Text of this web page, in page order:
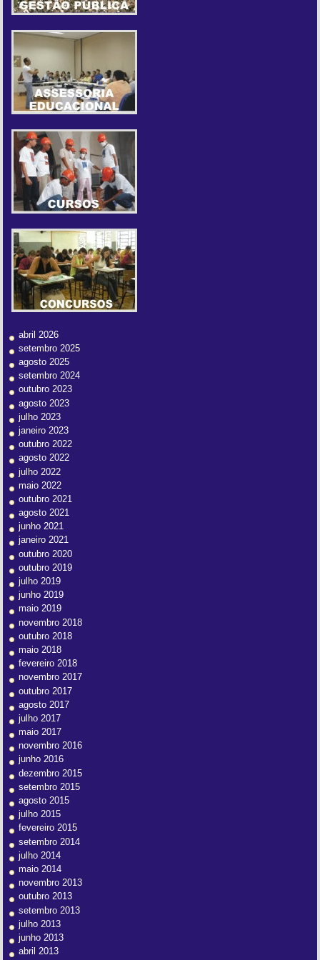
abril 2026
setembro 2025
agosto 2025
setembro 2024
outubro 2023
agosto 2023
julho 2023
janeiro 2023
outubro 2022
agosto 2022
julho 2022
maio 2022
outubro 2021
agosto 2021
junho 2021
janeiro 2021
outubro 2020
outubro 2019
julho 2019
junho 2019
maio 2019
novembro 2018
outubro 2018
maio 2018
fevereiro 2018
novembro 2017
outubro 2017
agosto 2017
julho 2017
maio 2017
novembro 2016
junho 2016
dezembro 2015
setembro 2015
agosto 2015
julho 2015
fevereiro 2015
setembro 2014
julho 2014
maio 2014
novembro 2013
outubro 2013
setembro 2013
julho 2013
junho 2013
abril 2013